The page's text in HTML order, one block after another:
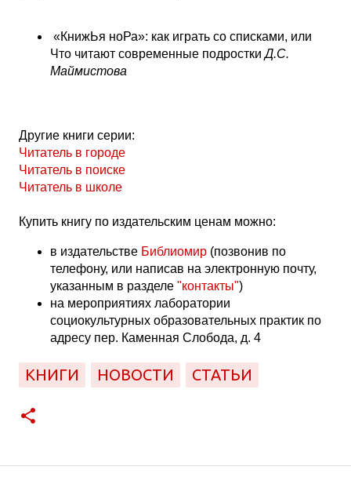
«КнижЬя ноРа»: как играть со списками, или
Что читают современные подросткиД.С.
Маймистова
Другие книги серии:
Читатель в городе
Читатель в поиске
Читатель в школе
Купить книгу по издательским ценам можно:
в издательстве Библиомир (позвонив по
телефону, или написав на электронную почту,
указанным в разделе "контакты")
на мероприятиях лаборатории
социокультурных образовательных практик по
адресу пер. Каменная Слобода, д. 4
КНИГИ НОВОСТИ СТАТЬИ